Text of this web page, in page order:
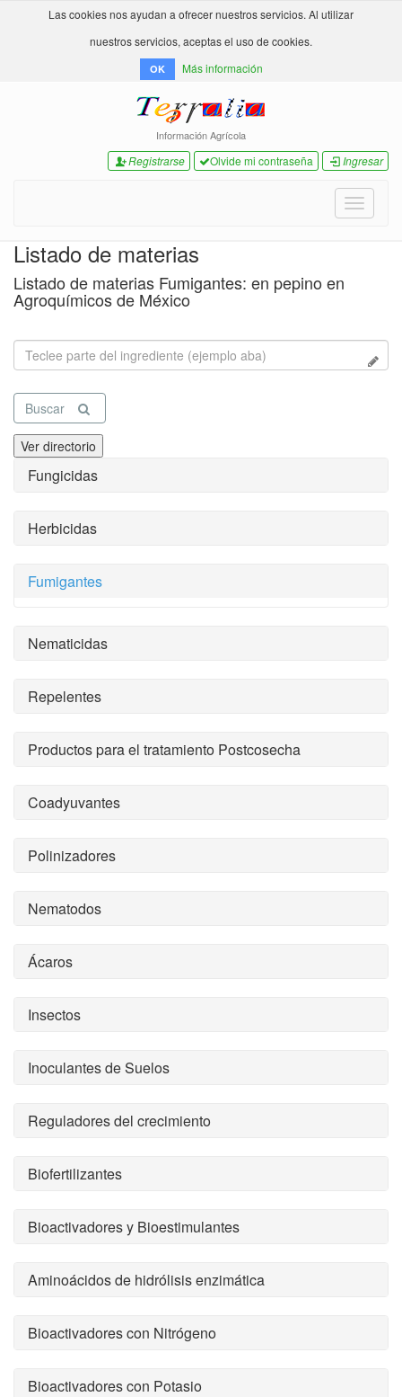
Las cookies nos ayudan a ofrecer nuestros servicios. Al utilizar
nuestros servicios, aceptas el uso de cookies.
OK Más información
Información Agrícola
Registrarse Olvide mi contraseña Ingresar
Toggle
Listado de materias
Listado de materias Fumigantes: en pepino en
Agroquímicos de México
Buscar
Ver directorio
Fungicidas
Herbicidas
Fumigantes
Nematicidas
Repelentes
Productos para el tratamiento Postcosecha
Coadyuvantes
Polinizadores
Nematodos
Ácaros
Insectos
Inoculantes de Suelos
Reguladores del crecimiento
Biofertilizantes
Bioactivadores y Bioestimulantes
Aminoácidos de hidrólisis enzimática
Bioactivadores con Nitrógeno
Bioactivadores con Potasio